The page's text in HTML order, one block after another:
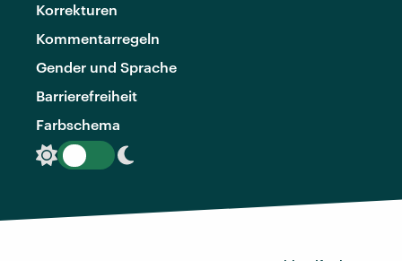
Korrekturen
Kommentarregeln
Gender und Sprache
Barrierefreiheit
Farbschema